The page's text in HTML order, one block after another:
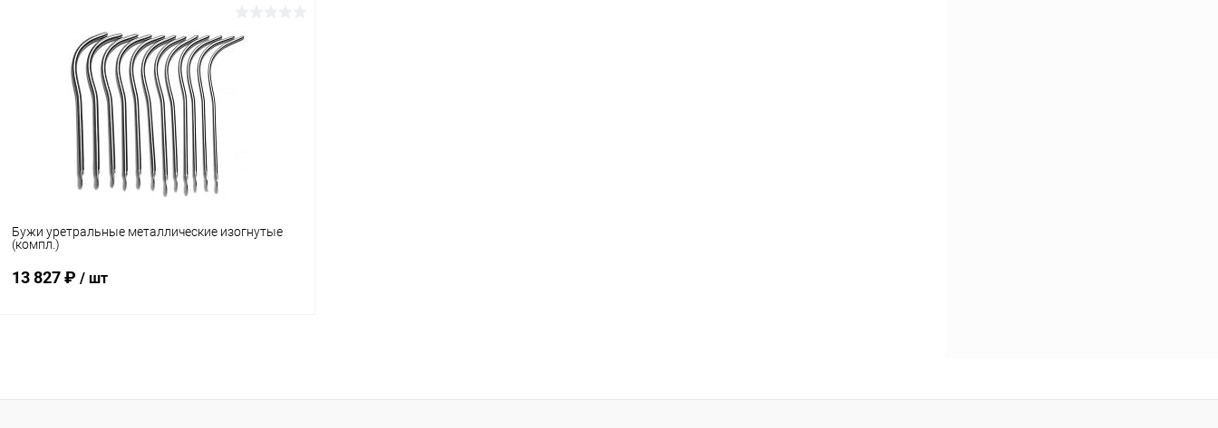
Бужи уретральные металлические изогнутые
(компл.)
13 827 ₽ / шт
Купить в 1 клик Сравнение